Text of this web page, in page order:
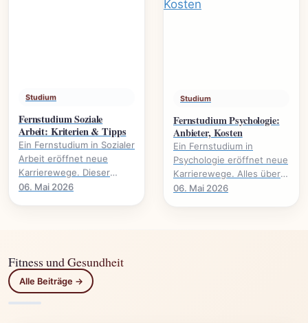
Studium
Fernstudium Soziale
Arbeit: Kriterien & Tipps
Ein Fernstudium in Sozialer
Arbeit eröffnet neue
Karrierewege. Dieser
Leitfaden beleuchtet
06. Mai 2026
Studium
Fernstudium Psychologie:
Anbieter, Kosten
Ein Fernstudium in
Psychologie eröffnet neue
Karrierewege. Alles über
Anbieter, Kosten,
06. Mai 2026
Fitness und Gesundheit
Alle Beiträge →